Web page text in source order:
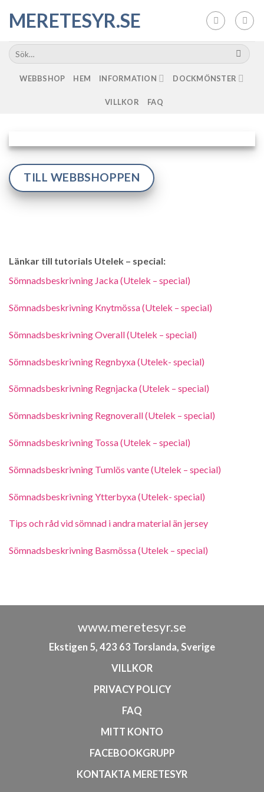
MERETESYR.SE
WEBBSHOP HEM INFORMATION DOCKMÖNSTER
VILLKOR FAQ
TILL WEBBSHOPPEN
Länkar till tutorials Utelek – special:
Sömnadsbeskrivning Jacka (Utelek – special)
Sömnadsbeskrivning Knytmössa (Utelek – special)
Sömnadsbeskrivning Overall (Utelek – special)
Sömnadsbeskrivning Regnbyxa (Utelek- special)
Sömnadsbeskrivning Regnjacka (Utelek – special)
Sömnadsbeskrivning Regnoverall (Utelek – special)
Sömnadsbeskrivning Tossa (Utelek – special)
Sömnadsbeskrivning Tumlös vante (Utelek – special)
Sömnadsbeskrivning Ytterbyxa (Utelek- special)
Tips och råd vid sömnad i andra material än jersey
Sömnadsbeskrivning Basmössa (Utelek – special)
www.meretesyr.se
Ekstigen 5, 423 63 Torslanda, Sverige
VILLKOR
PRIVACY POLICY
FAQ
MITT KONTO
FACEBOOKGRUPP
KONTAKTA MERETESYR